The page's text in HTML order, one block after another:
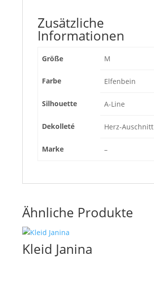
Zusätzliche
Informationen
Größe M
Farbe Elfenbein
Silhouette A-Line
Dekolleté Herz-Auschnitt
Marke –
Ähnliche Produkte
Kleid Janina